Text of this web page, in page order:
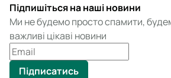
Підпишіться на наші новини
Ми не будемо просто спамити,
важливі цікаві новини
Підписатись